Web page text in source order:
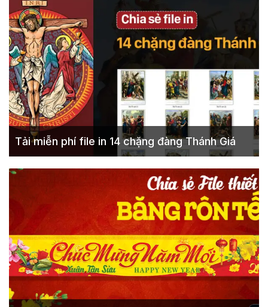
Tải miễn phí file in 14 chặng đàng Thánh Giá